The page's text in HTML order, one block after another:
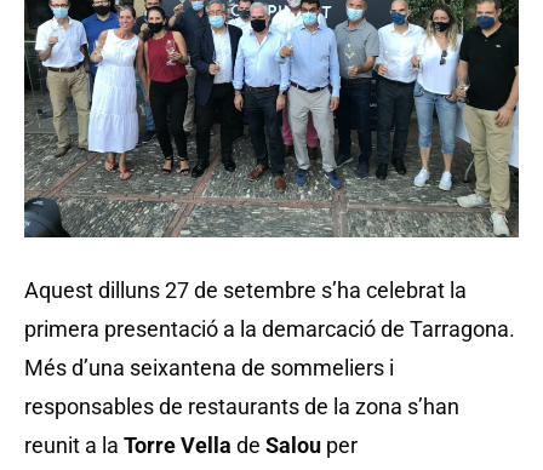
Aquest dilluns 27 de setembre s’ha celebrat la
primera presentació a la demarcació de Tarragona.
Més d’una seixantena de sommeliers i
responsables de restaurants de la zona s’han
reunit a la Torre Vella de Salou per